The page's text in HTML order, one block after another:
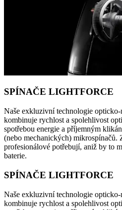
SPÍNAČE LIGHTFORCE
Naše exkluzivní technologie
kombinuje rychlost a spolehlivost
spotřebou energie a příjemným
(nebo mechanických) mikrospínačů.
profesionálové potřebují, aniž by to
baterie.
SPÍNAČE LIGHTFORCE
Naše exkluzivní technologie
kombinuje rychlost a spolehlivost